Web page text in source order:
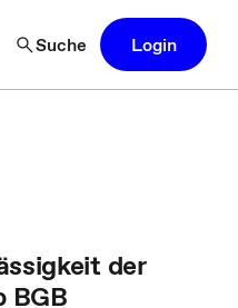
Suche Login
der
BGB